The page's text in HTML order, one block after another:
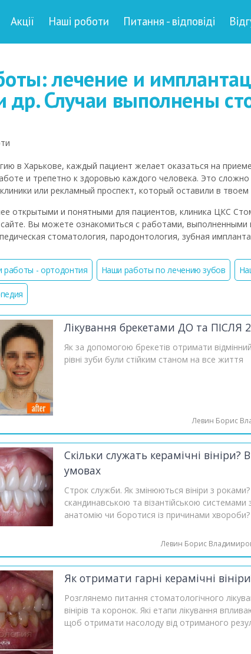
Акції Наші роботи Питання - відповіді
лечение и
др. Случаи выполнены
в Харькове, каждый пациент желает оказаться на
и трепетно к здоровью каждого человека. Это
или рекламный проспект, который оставили в
открытыми и понятными для пациентов, клиника ЦКС
Вы можете ознакомиться с работами, выполненными
стоматология, пародонтология, зубная
работы - ортодонтия Наши работы по лечению зубов
Лікування брекетами ДО та ПІСЛЯ
Як за допомогою брекетів отримати
рівні зуби були стійким станом на все життя
Левин Борис
Скільки служать керамічні
умовах
Строк служби. Як змінюються вініри з роками?
скандинавською та візантійською
анатомію чи боротися із причинами хвороби?
Левин Борис
Як отримати гарні керамічні
Розглянемо питання стоматологічного
вінірів та коронок. Які етапи лікування
щоб отримати насолоду від отриманого